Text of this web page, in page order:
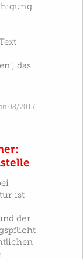
das
08/2017
ist
der